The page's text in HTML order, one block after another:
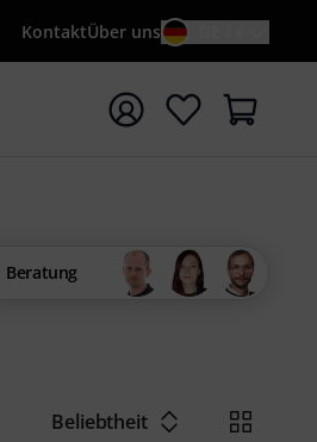
KontaktÜber uns
starten
Beratung
Beliebtheit